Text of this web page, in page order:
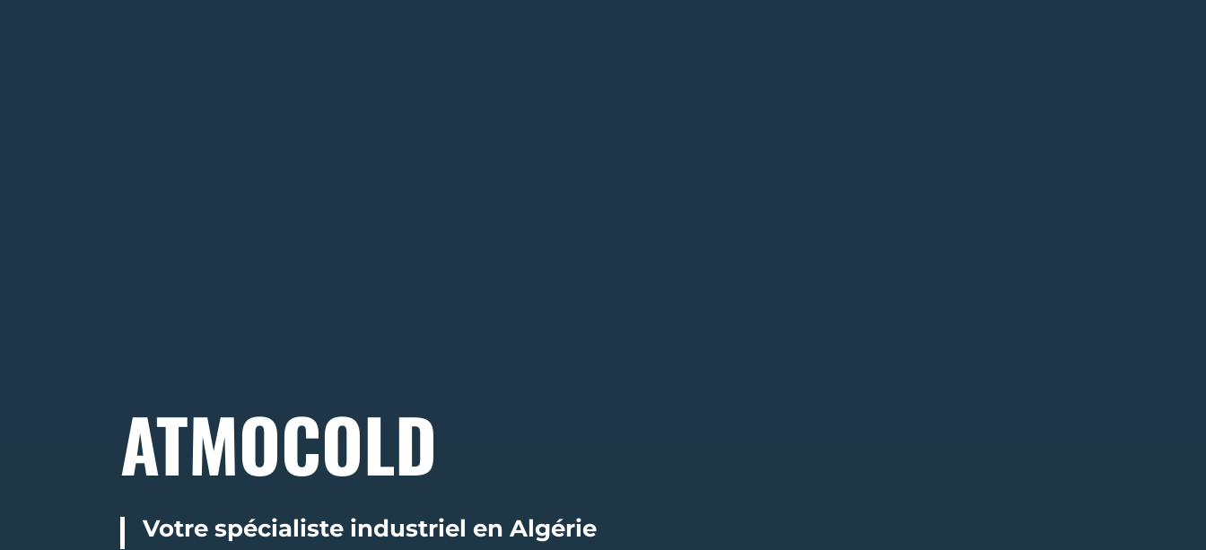
ATMOCOLD
Votre spécialiste industriel en Algérie